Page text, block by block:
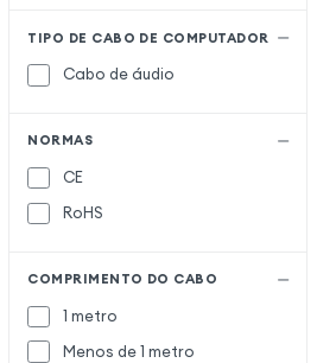
TIPO DE CABO DE COMPUTADOR
Cabo de áudio
NORMAS
CE
RoHS
COMPRIMENTO DO CABO
1 metro
Menos de 1 metro